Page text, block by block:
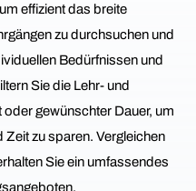
effizient das breite
zu durchsuchen und
Bedürfnissen und
Sie die Lehr- und
gewünschter Dauer, um
Zeit zu sparen. Vergleichen
Sie ein umfassendes